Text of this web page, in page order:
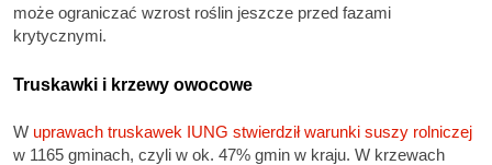
może ograniczać wzrost roślin jeszcze przed fazami
krytycznymi.
Truskawki i krzewy owocowe
W uprawach truskawek IUNG stwierdził warunki suszy rolniczej
w 1165 gminach, czyli w ok. 47% gmin w kraju. W krzewach